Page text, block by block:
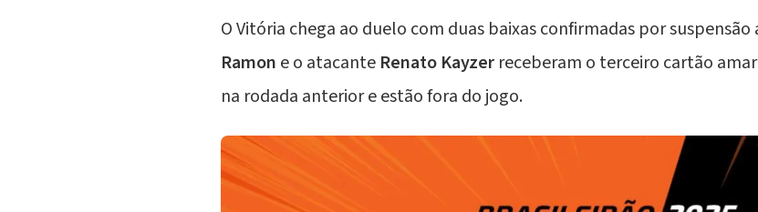
O Vitória chega ao duelo com duas baixas confirmadas por
Ramon e o atacante Renato Kayzer receberam o terceiro cartão
na rodada anterior e estão fora do jogo.